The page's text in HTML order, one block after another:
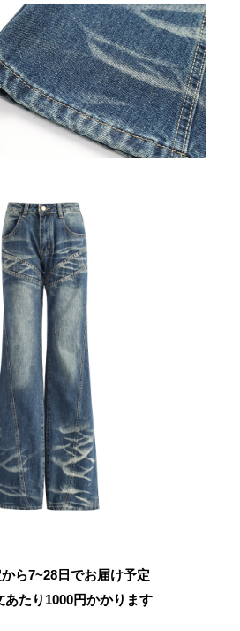
ら7~28日でお届け予定
あたり 1000円かかります